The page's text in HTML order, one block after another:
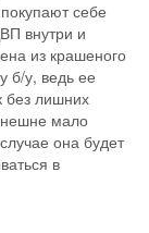
себе
внутри и
из крашеного
б/у, ведь ее
без лишних
мало
она будет
в